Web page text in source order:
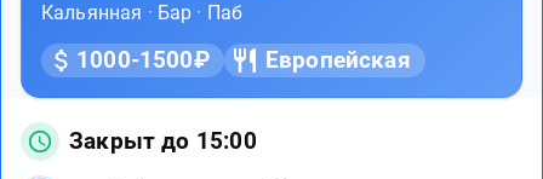
Кальянная · Бар · Паб
1000-1500₽ Европейская
Закрыт до 15:00